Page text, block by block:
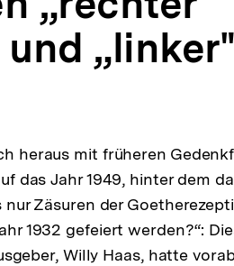
„linker"
heraus mit früheren
das Jahr 1949, hinter dem
Zäsuren der
1932 gefeiert werden?“:
Willy Haas, hatte